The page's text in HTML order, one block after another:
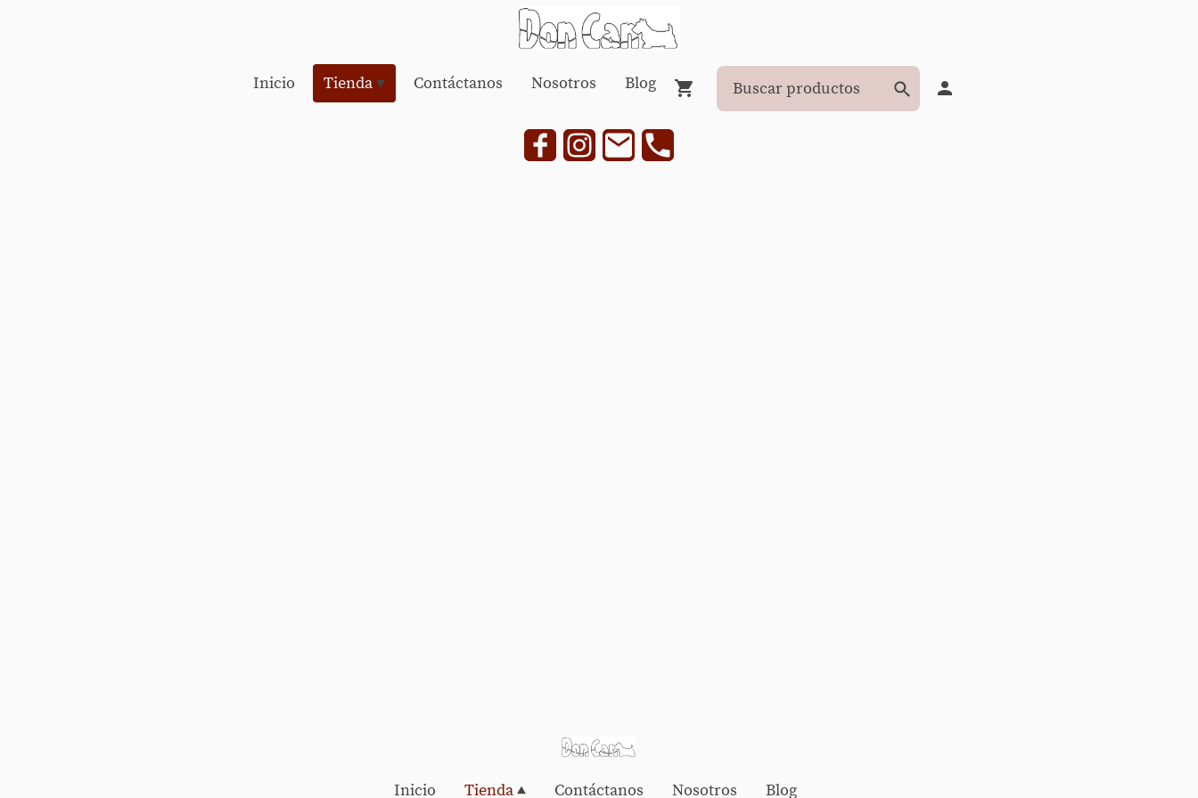
Inicio Tienda Contáctanos Nosotros Blog
Inicio Tienda Contáctanos Nosotros Blog